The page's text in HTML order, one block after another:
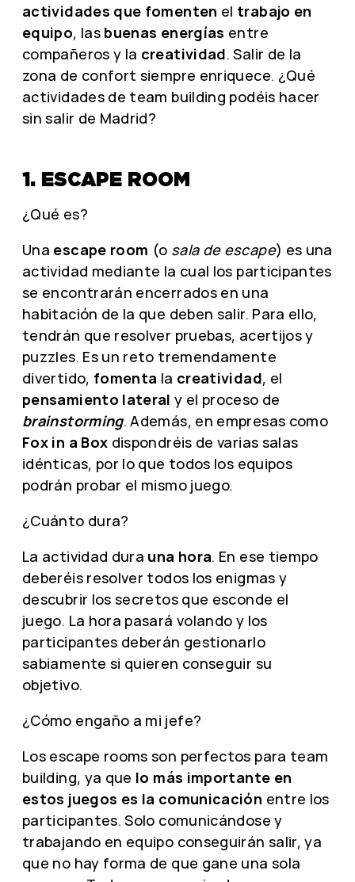
actividades que fomenten el trabajo en
equipo, las buenas energías entre
compañeros y la creatividad. Salir de la
zona de confort siempre enriquece. ¿Qué
actividades de team building podéis hacer
sin salir de Madrid?
1. ESCAPE ROOM
¿Qué es?
Una escape room (o sala de escape) es una
actividad mediante la cual los participantes
se encontrarán encerrados en una
habitación de la que deben salir. Para ello,
tendrán que resolver pruebas, acertijos y
puzzles. Es un reto tremendamente
divertido, fomenta la creatividad, el
pensamiento lateral y el proceso de
brainstorming. Además, en empresas como
Fox in a Box dispondréis de varias salas
idénticas, por lo que todos los equipos
podrán probar el mismo juego.
¿Cuánto dura?
La actividad dura una hora. En ese tiempo
deberéis resolver todos los enigmas y
descubrir los secretos que esconde el
juego. La hora pasará volando y los
participantes deberán gestionarlo
sabiamente si quieren conseguir su
objetivo.
¿Cómo engaño a mi jefe?
Los escape rooms son perfectos para team
building, ya que lo más importante en
estos juegos es la comunicación entre los
participantes. Solo comunicándose y
trabajando en equipo conseguirán salir, ya
que no hay forma de que gane una sola